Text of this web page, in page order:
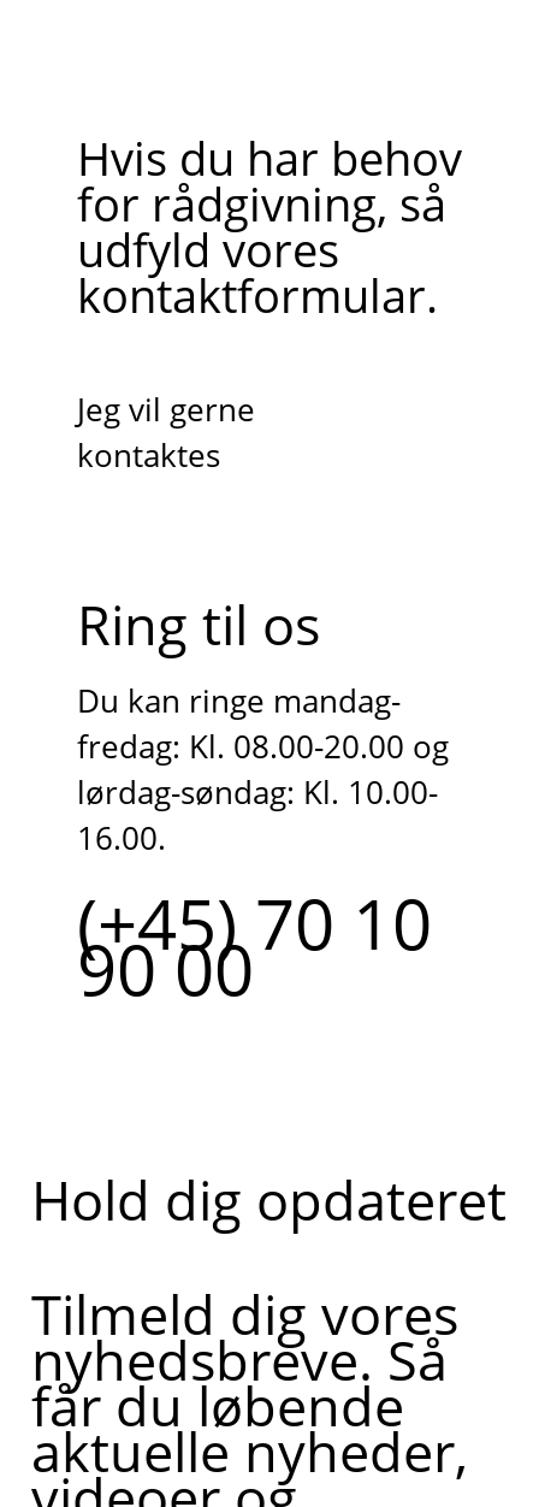
Hvis du har behov
for rådgivning, så
udfyld vores
kontaktformular.
Jeg vil gerne
kontaktes
Ring til os
Du kan ringe mandag-
fredag: Kl. 08.00-20.00 og
lørdag-søndag: Kl. 10.00-
16.00.
(+45) 70 10
90 00
Hold dig opdateret
Tilmeld dig vores
nyhedsbreve. Så
får du løbende
aktuelle nyheder,